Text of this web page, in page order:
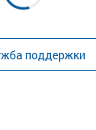
поддержки